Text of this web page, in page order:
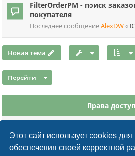
Этот сайт использует cookies для
обеспечения своей корректной
FilterOrderPM - поиск
покупателя
Последнее сообщениеAlexDW«
Новая тема
Перейти
Права
Выне можетеотвечать на
Выне можетередактировать